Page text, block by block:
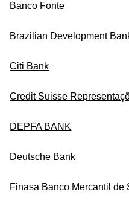
Banco Fonte
Brazilian Development
Citi Bank
Credit Suisse
DEPFA BANK
Deutsche Bank
Finasa Banco Mercantil de